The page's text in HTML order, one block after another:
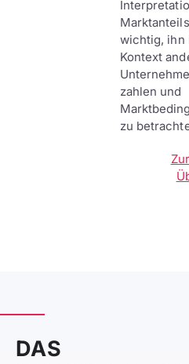
wichtig, ihn
Kontext
zahlen und
zu
DAS